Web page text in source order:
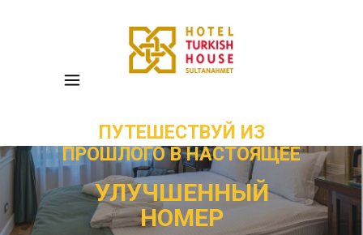
ПУТЕШЕСТВУЙ ИЗ
ПРОШЛОГО В НАСТОЯЩЕЕ
УЛУЧШЕННЫЙ
НОМЕР